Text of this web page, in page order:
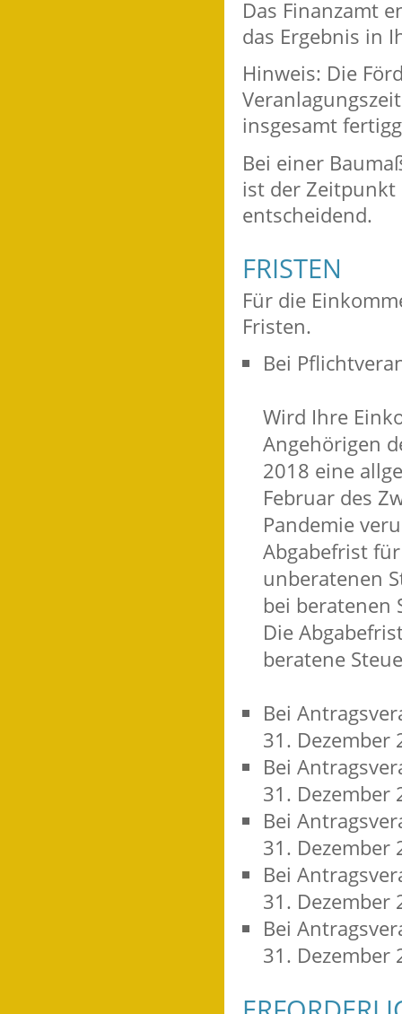
Das Finanzamt
das Ergebnis in
Hinweis: Die
insgesamt
Bei einer
ist der Zeitpunkt
entscheidend.
FRISTEN
Für die
Fristen.
Bei
Wird Ihre
Angehörigen
2018 eine
Februar des
Pandemie
Abgabefrist
unberatenen
bei beratenen
Die
beratene
Bei
31. Dezember
Bei
31. Dezember
Bei
31. Dezember
Bei
31. Dezember
Bei
31. Dezember